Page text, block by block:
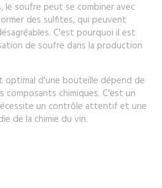
le soufre peut se combiner avec
des sulfites, qui peuvent
C'est pourquoi il est
de soufre dans la production
optimal d'une bouteille dépend de
composants chimiques. C'est un
un contrôle attentif et une
de la chimie du vin.